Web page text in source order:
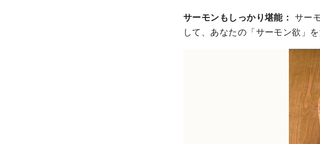
サーモンもしっかり堪能： サー
して、あなたの「サーモン欲」を